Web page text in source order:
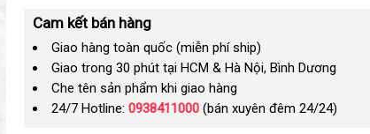
Cam kết bán hàng
Giao hàng toàn quốc (miễn phí ship)
Giao trong 30 phút tại HCM & Hà Nội, Bình Dương
Che tên sản phẩm khi giao hàng
24/7 Hotline: 0938411000(bán xuyên đêm 24/24)